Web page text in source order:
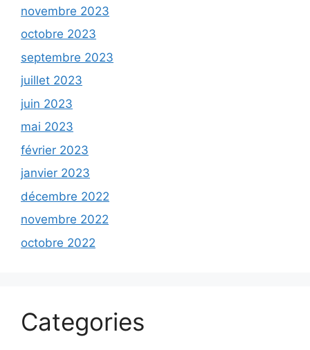
novembre 2023
octobre 2023
septembre 2023
juillet 2023
juin 2023
mai 2023
février 2023
janvier 2023
décembre 2022
novembre 2022
octobre 2022
Categories